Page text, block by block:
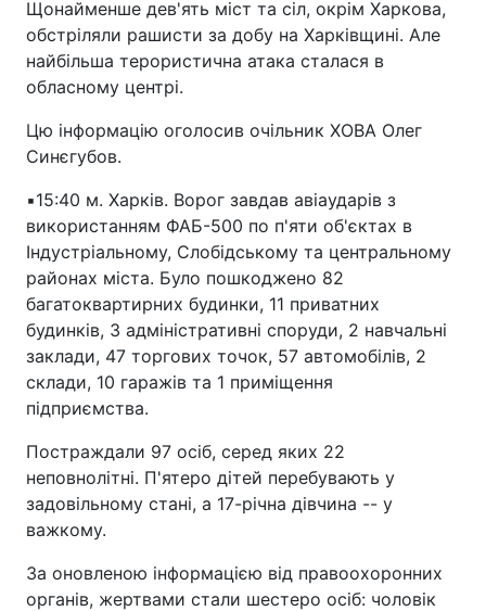
Щонайменше дев'ять міст та сіл, окрім Харкова,
обстріляли рашисти за добу на Харківщині. Але
найбільша терористична атака сталася в
обласному центрі.
Цю інформацію оголосив очільник ХОВА Олег
Синєгубов.
▪️15:40 м. Харків. Ворог завдав авіаударів з
використанням ФАБ-500 по п'яти об'єктах в
Індустріальному, Слобідському та центральному
районах міста. Було пошкоджено 82
багатоквартирних будинки, 11 приватних
будинків, 3 адміністративні споруди, 2 навчальні
заклади, 47 торгових точок, 57 автомобілів, 2
склади, 10 гаражів та 1 приміщення
підприємства.
Постраждали 97 осіб, серед яких 22
неповнолітні. П'ятеро дітей перебувають у
задовільному стані, а 17-річна дівчина -- у
важкому.
За оновленою інформацією від правоохоронних
органів, жертвами стали шестеро осіб: чоловік